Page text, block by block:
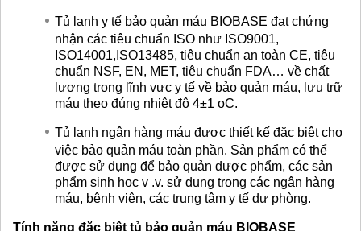
Tủ lạnh y tế bảo quản máu BIOBASE đạt chứng
nhận các tiêu chuẩn ISO như ISO9001,
ISO14001,ISO13485, tiêu chuẩn an toàn CE, tiêu
chuẩn NSF, EN, MET, tiêu chuẩn FDA… về chất
lượng trong lĩnh vực y tế về bảo quản máu, lưu trữ
máu theo đúng nhiệt độ 4±1 oC.
Tủ lạnh ngân hàng máu được thiết kế đặc biệt cho
việc bảo quản máu toàn phần. Sản phẩm có thể
được sử dụng để bảo quản dược phẩm, các sản
phẩm sinh học v .v. sử dụng trong các ngân hàng
máu, bệnh viện, các trung tâm y tế dự phòng.
Tính năng đặc biệt tủ bảo quản máu BIOBASE